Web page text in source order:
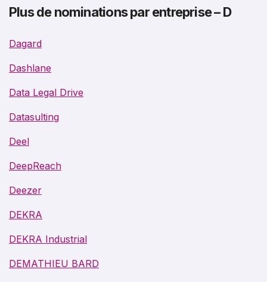
Plus de nominations par entreprise – D
Dagard
Dashlane
Data Legal Drive
Datasulting
Deel
DeepReach
Deezer
DEKRA
DEKRA Industrial
DEMATHIEU BARD